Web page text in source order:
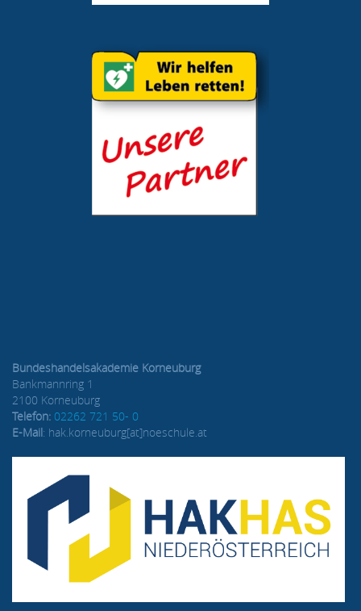
Bundeshandelsakademie Korneuburg
Bankmannring 1
2100 Korneuburg
Telefon: 02262 721 50- 0
E-Mail: hak.korneuburg[at]noeschule.at